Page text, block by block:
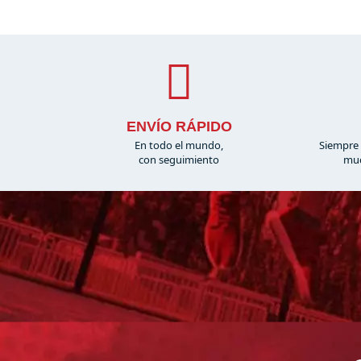
ENVÍO RÁPIDO
En todo el mundo,
con seguimiento